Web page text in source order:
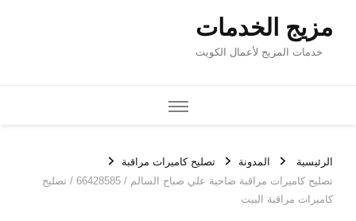
مزيج الخدمات
خدمات المزيج لأعمال الكويت
الرئيسية المدونة
تصليح كاميرات مراقبة
تصليح كاميرات مراقبة ضاحية علي صباح السالم / 66428585 / تصليح
كاميرات مراقبة البيت